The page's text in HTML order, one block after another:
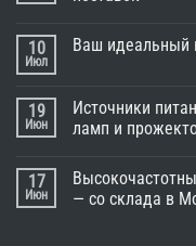
10
Июл
Ваш идеальный
19
Июн
Источники
ламп и
17
Июн
— со склада в